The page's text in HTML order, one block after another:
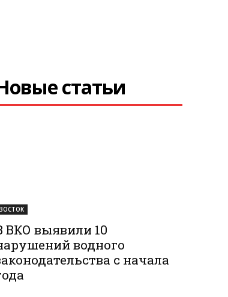
статьи
ВКО выявили 10
водного
с начала